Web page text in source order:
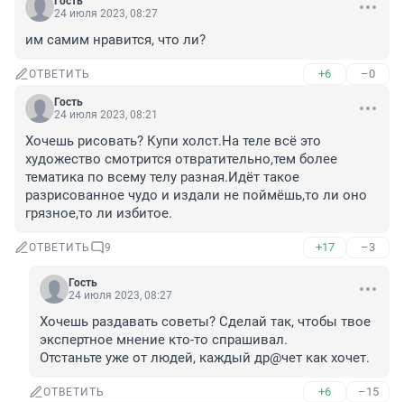
24 июля 2023, 08:27
им самим нравится, что ли?
ОТВЕТИТЬ +6 –0
Гость
24 июля 2023, 08:21
Хочешь рисовать? Купи холст.На теле всё это
художество смотрится отвратительно,тем более
тематика по всему телу разная.Идёт такое
разрисованное чудо и издали не поймёшь,то ли оно
грязное,то ли избитое.
ОТВЕТИТЬ 9 +17 –3
Гость
24 июля 2023, 08:27
Хочешь раздавать советы? Сделай так, чтобы твое
экспертное мнение кто-то спрашивал.
Отстаньте уже от людей, каждый др@чет как хочет.
ОТВЕТИТЬ +6 –15